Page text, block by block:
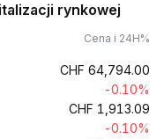
rynkowej
Cena i 24H%
CHF 64,794.00
-0.10%
CHF 1,913.09
-0.10%